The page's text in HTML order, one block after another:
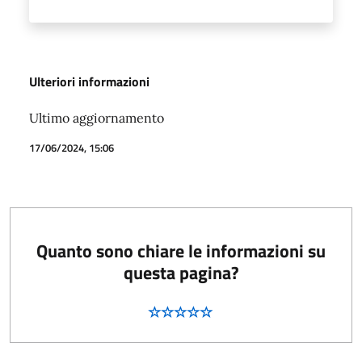
Ulteriori informazioni
Ultimo aggiornamento
17/06/2024, 15:06
Quanto sono chiare le informazioni su
questa pagina?